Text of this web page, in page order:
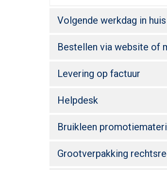
Volgende werkdag in huis
Bestellen via website of
Levering op factuur
Helpdesk
Bruikleen
Grootverpakking